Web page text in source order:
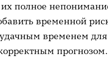
полное
временной
временем